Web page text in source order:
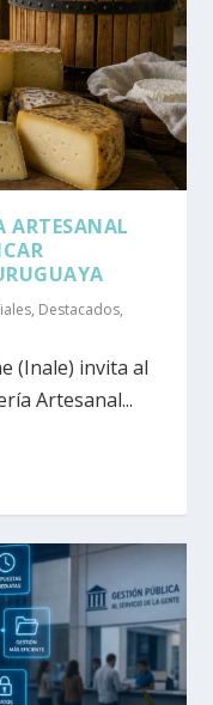
ARTESANAL
, Destacados,
(Inale) invita al
Artesanal...